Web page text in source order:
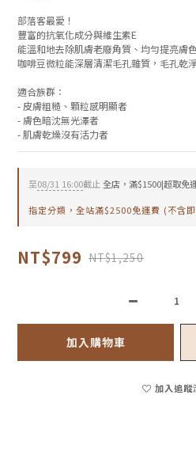
部落客最愛！
豐富的抗氧化成分與維生素E
能溫和地去除肌膚老廢角質、均勻提亮膚
咖啡豆微粒能深層清潔毛孔雜質，毛孔乾
適合族群：
- 皮膚粗糙、顆粒感明顯者
- 膚色暗沈無光澤者
- 肌膚乾燥沒有活力者
至08/31 16:00截止全店，滿$1500|超取免
指定分類，全站滿$2500免運費 (不含
NT$799 NT$1,250
加入購物車
加入追蹤